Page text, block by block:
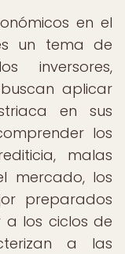
en el
un tema de
inversores,
aplicar
en sus
los
malas
mercado, los
preparados
los ciclos de
a las